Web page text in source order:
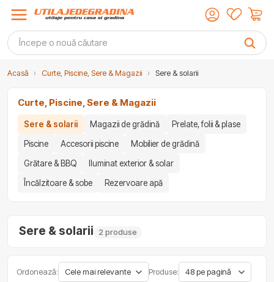
Acasă › Curte, Piscine, Sere & Magazii › Sere & solarii
Curte, Piscine, Sere & Magazii
Sere & solarii Magazii de grădină
Prelate, folii & plase
Piscine
Accesorii piscine
Mobilier de grădină
Grătare & BBQ
Iluminat exterior & solar
Încălzitoare & sobe
Rezervoare apă
Sere & solarii 2 produse
Ordonează: Produse: